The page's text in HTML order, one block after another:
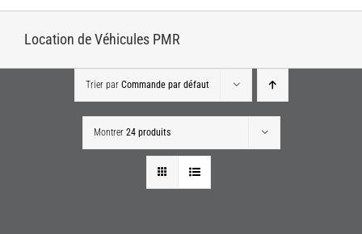
Location de Véhicules PMR
Trier par Commande par défaut
Montrer 24 produits